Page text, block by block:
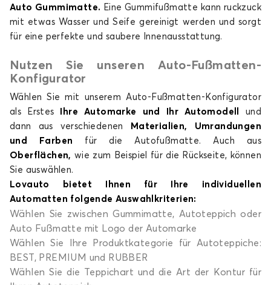
Auto Gummimatte. Eine Gummifußmatte kann ruckzuck
mit etwas Wasser und Seife gereinigt werden und sorgt
für eine perfekte und saubere Innenausstattung.
Nutzen Sie unseren Auto-Fußmatten-
Konfigurator
Wählen Sie mit unserem Auto-Fußmatten-Konfigurator
als Erstes
Ihre Automarke und Ihr Automodell
und
dann aus verschiedenen
Materialien, Umrandungen
und Farben für die Autofußmatte. Auch aus
Oberflächen, wie zum Beispiel für die Rückseite, können
Sie auswählen.
Lovauto bietet Ihnen für Ihre individuellen
Automatten folgende Auswahlkriterien:
Wählen Sie zwischen Gummimatte, Autoteppich oder
Auto Fußmatte mit Logo der Automarke
Wählen Sie Ihre Produktkategorie für Autoteppiche:
BEST, PREMIUM und RUBBER
Wählen Sie die Teppichart und die Art der Kontur für